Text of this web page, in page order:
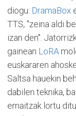
diogu: DramaBox
TTS, "zeina aldi
izan den".
gainean LoRA
euskararen
Saltsa hauekin
dabilen teknika,
emaitzak lortu